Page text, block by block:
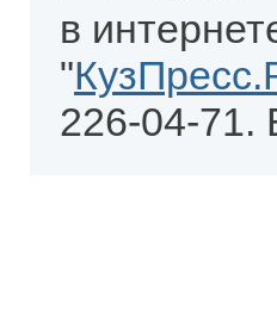
в
"
226-04-71.